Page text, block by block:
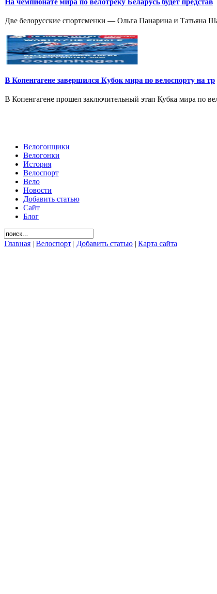
Две белорусские спортсменки — Ольга Панарина и Татьяна
В Копенгагене завершился Кубок мира по велоспорту на тр
В Копенгагене прошел заключительный этап Кубка мира по
Велогонщики
Велогонки
История
Велоспорт
Вело
Новости
Добавить статью
Сайт
Блог
Главная | Велоспорт | Добавить статью | Карта сайта